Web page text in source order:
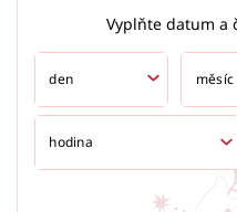
Vyplňte datum a